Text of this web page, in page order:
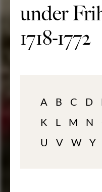
under
1718-1772
A B C D
K
L M N
U
V W Y